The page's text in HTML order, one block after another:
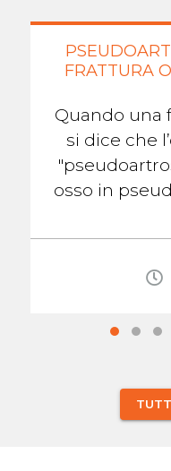
FRATTURA
Quando una
si dice che
osso in